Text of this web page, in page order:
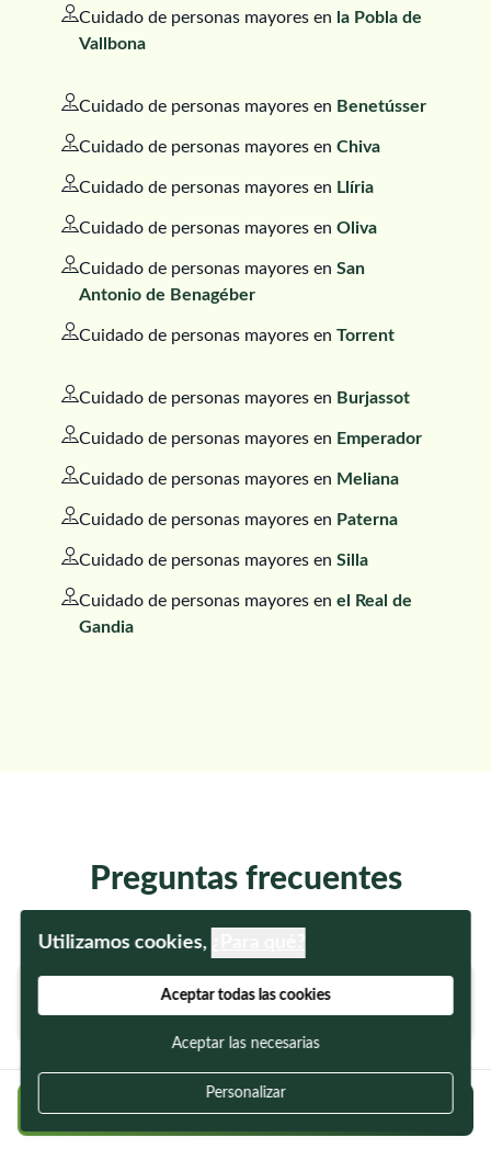
Cuidado de personas mayores en la Pobla de
Vallbona
Cuidado de personas mayores en Benetússer
Cuidado de personas mayores en Chiva
Cuidado de personas mayores en Llíria
Cuidado de personas mayores en Oliva
Cuidado de personas mayores en San
Antonio de Benagéber
Cuidado de personas mayores en Torrent
Cuidado de personas mayores en Burjassot
Cuidado de personas mayores en Emperador
Cuidado de personas mayores en Meliana
Cuidado de personas mayores en Paterna
Cuidado de personas mayores en Silla
Cuidado de personas mayores en el Real de
Gandia
Preguntas frecuentes
¿La web es totalmente gratuita?
¿Puedo confiar en los usuarios?
Regístrate gratis y encuentra a tu cuidador
Utilizamos cookies,
Aceptar todas las cookies
Aceptar las necesarias
Personalizar